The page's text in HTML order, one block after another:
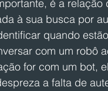
é a
à sua busca por
quando
com um robô
for com um bot,
a falta de